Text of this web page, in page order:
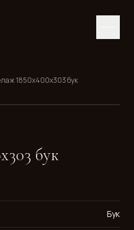
1850x400x303 бук
бук
Бук